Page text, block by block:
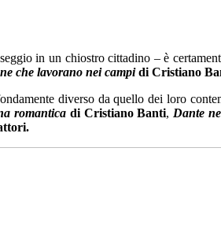
in un chiostro cittadino – è
che lavorano nei campidi Cristiano
diverso da quello dei loro
romanticadi Cristiano Banti, Dante